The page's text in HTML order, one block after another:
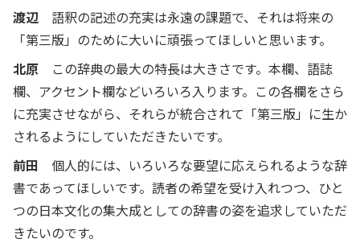
渡辺 語釈の記述の充実は永遠の課題で、それは将来の
「第三版」のために大いに頑張ってほしいと思います。
北原 この辞典の最大の特長は大きさです。本欄、語誌
欄、アクセント欄などいろいろ入ります。この各欄をさら
に充実させながら、それらが統合されて「第三版」に生か
されるようにしていただきたいです。
前田 個人的には、いろいろな要望に応えられるような辞
書であってほしいです。読者の希望を受け入れつつ、ひと
つの日本文化の集大成としての辞書の姿を追求していただ
きたいのです。